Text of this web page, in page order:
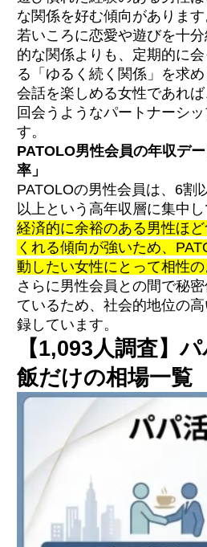
な関係を好む傾向があります
若いころに恋愛や遊びを十
的な関係よりも、定期的に
る「ゆるく続く関係」を求め
会話を楽しめる女性であれ
回会うようなパートナーシ
す。
PATOLO男性会員の年収デ
率」
PATOLOの男性会員は、6割
以上という高年収層に集中し
経済的に余裕のある男性ほ
くれる傾向が強いため、
動したい女性にとって相性の
さらに男性会員との間で秘
ているため、社会的地位の
録しています。
【1,093人調査】
飯だけの相場一覧